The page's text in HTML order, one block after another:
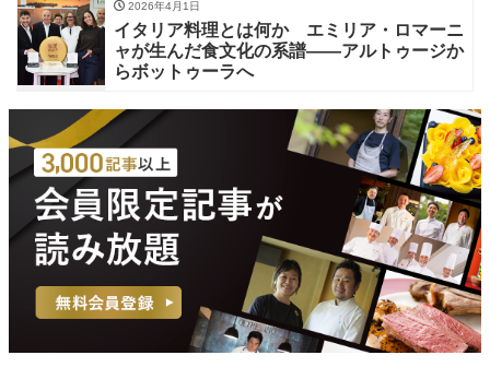
2026年4月1日
イタリア料理とは何か エミリア・ロマーニ
ャが生んだ食文化の系譜——アルトゥージか
らボットゥーラへ